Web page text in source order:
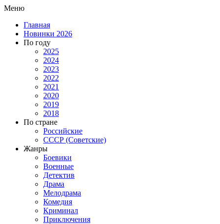
Меню
Главная
Новинки 2026
По году
2025
2024
2023
2022
2021
2020
2019
2018
По стране
Российские
СССР (Советские)
Жанры
Боевики
Военные
Детектив
Драма
Мелодрама
Комедия
Криминал
Приключения